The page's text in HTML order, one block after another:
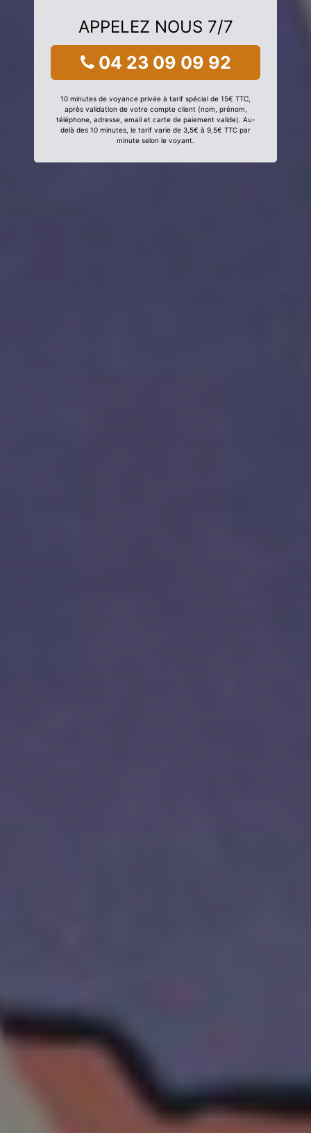
APPELEZ NOUS 7/7
04 23 09 09 92
10 minutes de voyance privée à tarif spécial de 15€ TTC,
après validation de votre compte client (nom, prénom,
téléphone, adresse, email et carte de paiement valide). Au-
delà des 10 minutes, le tarif varie de 3,5€ à 9,5€ TTC par
minute selon le voyant.